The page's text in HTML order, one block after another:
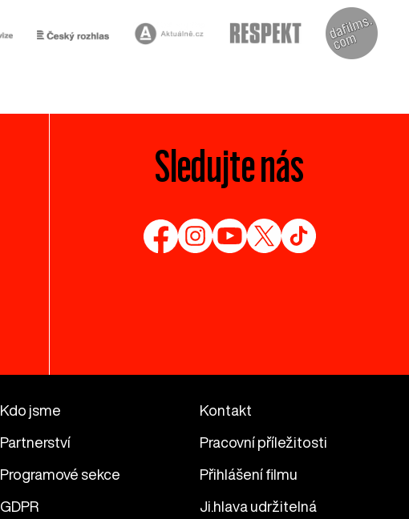
Sledujte nás
Kdo jsme Kontakt
Partnerství Pracovní příležitosti
Programové sekce Přihlášení filmu
GDPR Ji.hlava udržitelná